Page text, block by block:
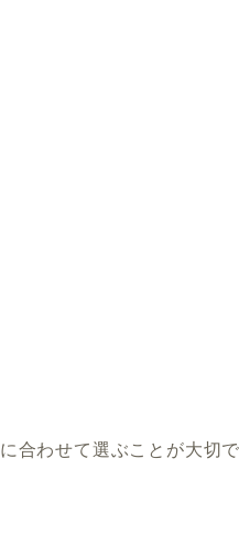
合わせて選ぶことが大切で